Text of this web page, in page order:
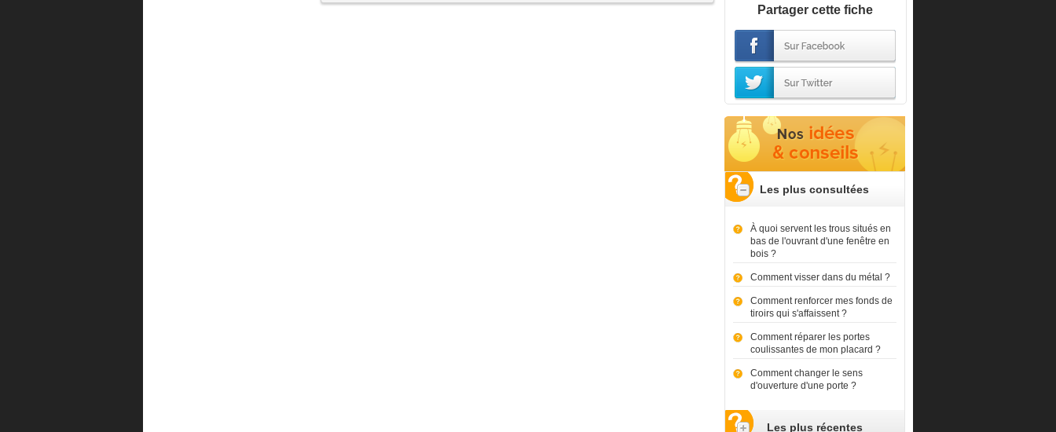
Partager cette fiche
Les plus consultées
À quoi servent les trous situés en
bas de l'ouvrant d'une fenêtre en
bois ?
Comment visser dans du métal ?
Comment renforcer mes fonds de
tiroirs qui s'affaissent ?
Comment réparer les portes
coulissantes de mon placard ?
Comment changer le sens
d'ouverture d'une porte ?
Les plus récentes